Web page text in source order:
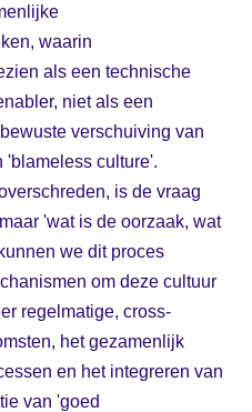
waarin
als een technische
niet als een
verschuiving van
'blameless culture'.
is de vraag
'wat is de oorzaak, wat
we dit proces
om deze cultuur
regelmatige, cross-
het gezamenlijk
en het integreren van
van 'goed